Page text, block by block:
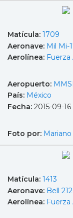
Matícula: 1709
Aeronave: Mil Mi-
Aerolínea: Fuerza
Aeropuerto:
País: México
Fecha: 2015-09-16
Foto por: Mariano
Matícula: 1413
Aeronave: Bell
Aerolínea: